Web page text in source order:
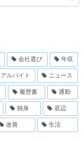
会社選び 年収
アルバイト ニュース
履歴書 通勤
独身 底辺
改善 生活